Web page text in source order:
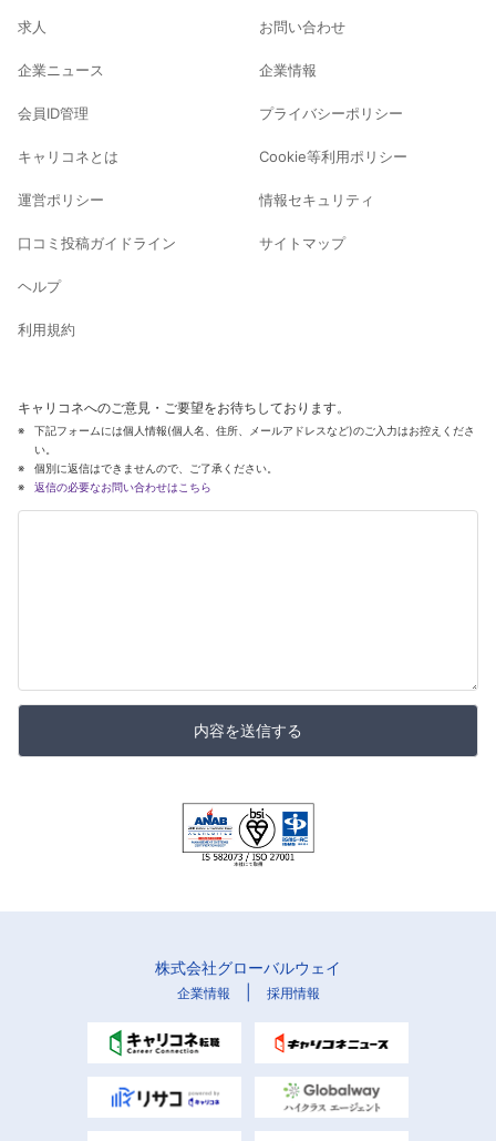
求人
企業ニュース
会員ID管理
キャリコネとは
運営ポリシー
口コミ投稿ガイドライン
ヘルプ
利用規約
お問い合わせ
企業情報
プライバシーポリシー
Cookie等利用ポリシー
情報セキュリティ
サイトマップ
キャリコネへのご意見・ご要望をお待ちしております。
下記フォームには個人情報(個人名、住所、メールアドレスなど)のご入力はお控えくださ
い。
個別に返信はできませんので、ご了承ください。
返信の必要なお問い合わせはこちら
内容を送信する
株式会社グローバルウェイ
企業情報 採用情報